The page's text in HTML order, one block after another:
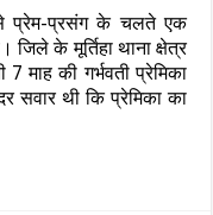
से प्रेम-प्रसंग के चलते एक
के मूर्तिहा थाना क्षेत्र
की गर्भवती प्रेमिका
सवार थी कि प्रेमिका का